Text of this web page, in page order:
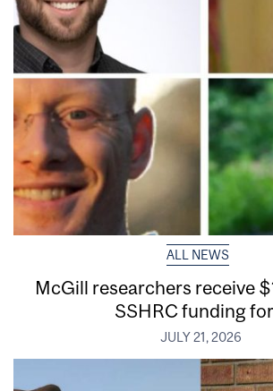
ALL NEWS
McGill researchers receive
SSHRC funding
JULY 21, 2026